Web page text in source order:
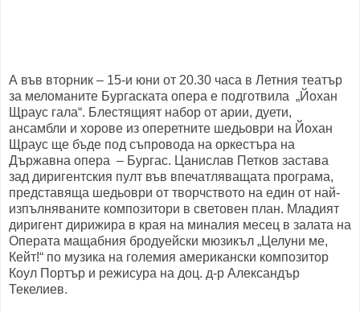
А във вторник – 15-и юни от 20.30 часа в Летния театър
за меломаните Бургаската опера е подготвила „Йохан
Щраус гала“. Блестящият набор от арии, дуети,
ансамбли и хорове из оперетните шедьоври на Йохан
Щраус ще бъде под съпровода на оркестъра на
Държавна опера – Бургас. Цанислав Петков застава
зад диригентския пулт във впечатляващата програма,
представяща шедьоври от творчството на един от най-
изпълняваните композитори в световен план. Младият
диригент дирижира в края на миналия месец в залата на
Операта мащабния бродуейски мюзикъл „Целуни ме,
Кейт!“ по музика на големия американски композитор
Коул Портър и режисура на доц. д-р Александър
Текелиев.